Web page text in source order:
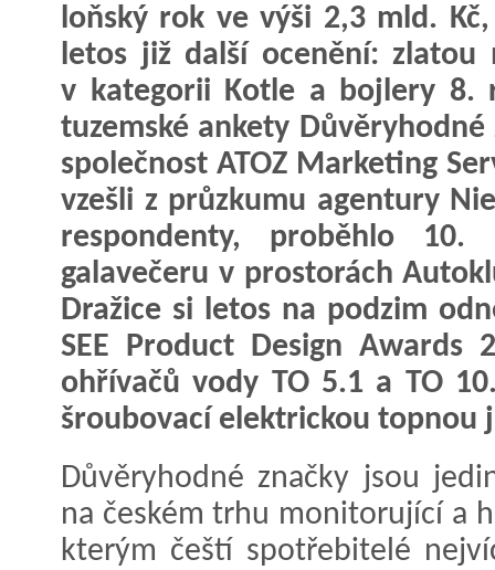
loňský rok ve výši 2,3 mld.
letos již další ocenění: zlatou
v kategorii Kotle a bojlery 8.
tuzemské ankety
společnost ATOZ Marketing
vzešli z průzkumu agentury
respondenty, proběhlo 10.
galavečeru v prostorách
Dražice si letos na podzim
SEE Product Design Awards
ohřívačů vody TO 5.1 a TO
šroubovací elektrickou topnou
Důvěryhodné značky jsou
na českém trhu monitorující a
kterým čeští spotřebitelé